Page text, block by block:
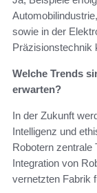
sowie in der
Präzisionstechnik
Welche Trends
erwarten?
In der Zukunft
Intelligenz und
Robotern zentrale
Integration von
vernetzten Fabrik